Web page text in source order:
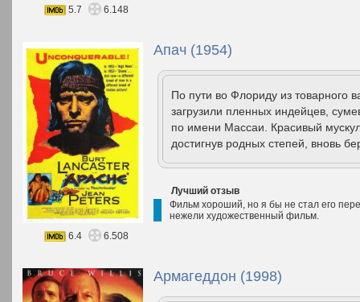
5.7
6.148
Апач (1954)
По пути во Флориду из товарного
загрузили пленных индейцев,
по имени Массаи. Красивый
достигнув родных степей, вновь
Лучший отзыв
Фильм хороший, но я бы не стал его
нежели художественный фильм.
6.4
6.508
Армагеддон (1998)